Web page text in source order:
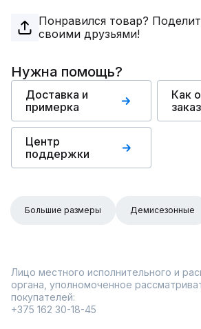
Понравился товар?
своими друзьями!
Нужна помощь?
Доставка и
примерка
Как
заказ
Центр
поддержки
Большие размеры Демисезонные
Лицо местного исполнительного и
органа, уполномоченное
покупателей:
+375 162 30-18-45